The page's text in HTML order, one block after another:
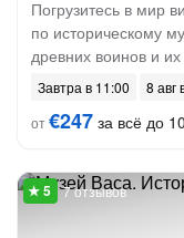
Погрузитесь в мир
по историческому
древних воинов и
Завтра в 11:00
8 авг
от€247 за всё до
7 отзывов